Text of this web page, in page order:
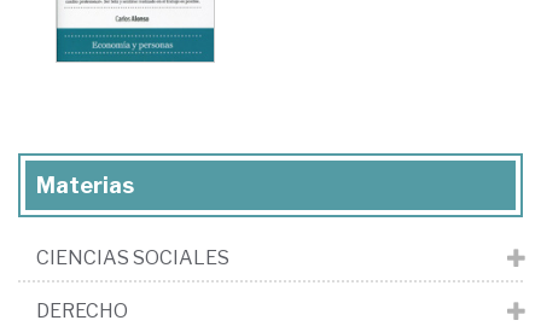
Materias
CIENCIAS SOCIALES
DERECHO